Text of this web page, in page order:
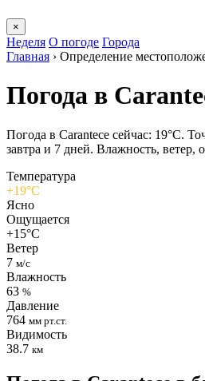
×
Неделя О погоде Города
Главная › Определение
Погода в
Погода в Carantecе сейчас: 19°C.
завтра и 7 дней. Влажность, ветер,
Температура
+19°C
Ясно
Ощущается
+15°C
Ветер
7 м/с
Влажность
63 %
Давление
764 мм рт.ст.
Видимость
38.7 км